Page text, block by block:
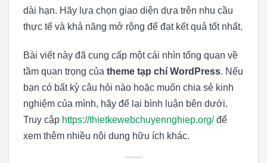
dài hạn. Hãy lựa chọn giao diện dựa trên nhu cầu
thực tế và khả năng mở rộng để đạt kết quả tốt nhất.
Bài viết này đã cung cấp một cái nhìn tổng quan về
tầm quan trọng của theme tạp chí WordPress. Nếu
bạn có bất kỳ câu hỏi nào hoặc muốn chia sẻ kinh
nghiệm của mình, hãy để lại bình luận bên dưới.
Truy cập https://thietkewebchuyennghiep.org/để
xem thêm nhiều nội dung hữu ích khác.